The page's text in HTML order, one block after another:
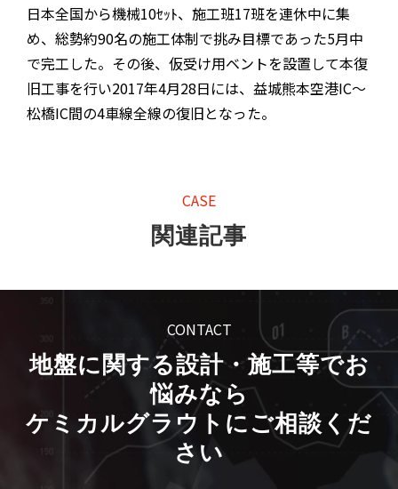
日本全国から機械10ｾｯﾄ、施工班17班を連休中に集
め、総勢約90名の施工体制で挑み目標であった5月中
で完工した。その後、仮受け用ベントを設置して本復
旧工事を行い2017年4月28日には、益城熊本空港IC～
松橋IC間の4車線全線の復旧となった。
CASE
関連記事
CONTACT
地盤に関する設計・施工等でお
悩みなら
ケミカルグラウトにご相談くだ
さい